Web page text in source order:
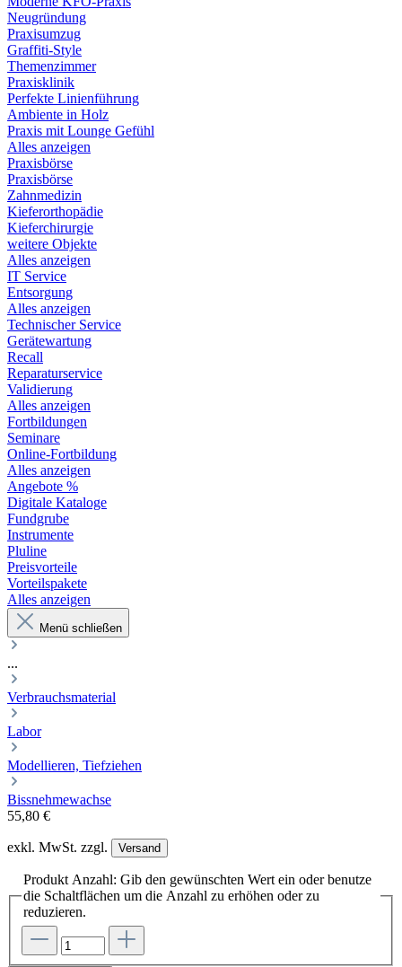
Neugründung
Praxisumzug
Graffiti-Style
Themenzimmer
Praxisklinik
Perfekte Linienführung
Ambiente in Holz
Praxis mit Lounge Gefühl
Alles anzeigen
Praxisbörse
Praxisbörse
Zahnmedizin
Kieferorthopädie
Kieferchirurgie
weitere Objekte
Alles anzeigen
IT Service
Entsorgung
Alles anzeigen
Technischer Service
Gerätewartung
Recall
Reparaturservice
Validierung
Alles anzeigen
Fortbildungen
Seminare
Online-Fortbildung
Alles anzeigen
Angebote %
Digitale Kataloge
Fundgrube
Instrumente
Pluline
Preisvorteile
Vorteilspakete
Alles anzeigen
Menü schließen
...
Verbrauchsmaterial
Labor
Modellieren, Tiefziehen
Bissnehmewachse
55,80 €
exkl. MwSt. zzgl. Versand
Produkt Anzahl: Gib den gewünschten Wert ein oder benutze
die Schaltflächen um die Anzahl zu erhöhen oder zu
reduzieren.